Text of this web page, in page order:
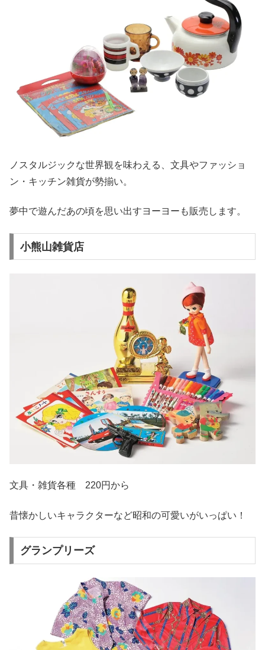
ノスタルジックな世界観を味わえる、文具やファッショ
ン・キッチン雑貨が勢揃い。
夢中で遊んだあの頃を思い出すヨーヨーも販売します。
小熊山雑貨店
文具・雑貨各種 220円から
昔懐かしいキャラクターなど昭和の可愛いがいっぱい！
グランプリーズ